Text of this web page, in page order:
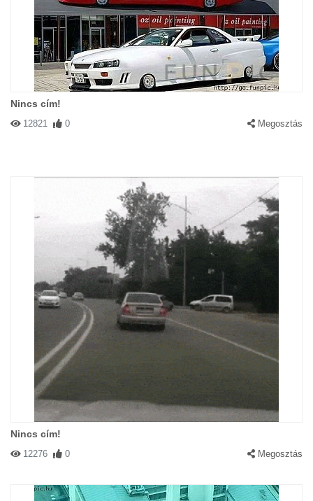
Nincs cím!
12821 0 Megosztás
Nincs cím!
12276 0 Megosztás